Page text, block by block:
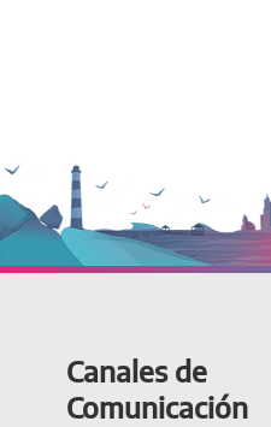
Canales de
Comunicación